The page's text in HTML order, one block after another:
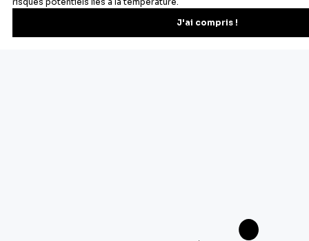
Vous pourrez vous désinscrire depuis votre espace client.